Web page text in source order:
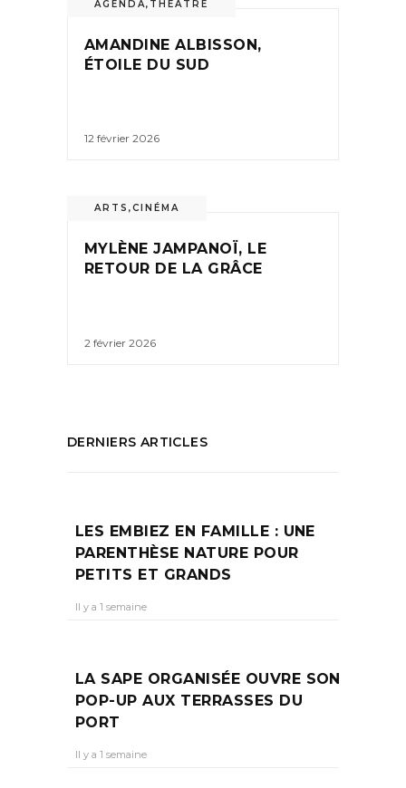
AGENDA, THÉÂTRE
AMANDINE ALBISSON,
ÉTOILE DU SUD
12 février 2026
ARTS ,CINÉMA
MYLÈNE JAMPANOÏ, LE
RETOUR DE LA GRÂCE
2 février 2026
DERNIERS ARTICLES
LES EMBIEZ EN FAMILLE : UNE
PARENTHÈSE NATURE POUR
PETITS ET GRANDS
Il y a 1 semaine
LA SAPE ORGANISÉE OUVRE SON
POP-UP AUX TERRASSES DU
PORT
Il y a 1 semaine